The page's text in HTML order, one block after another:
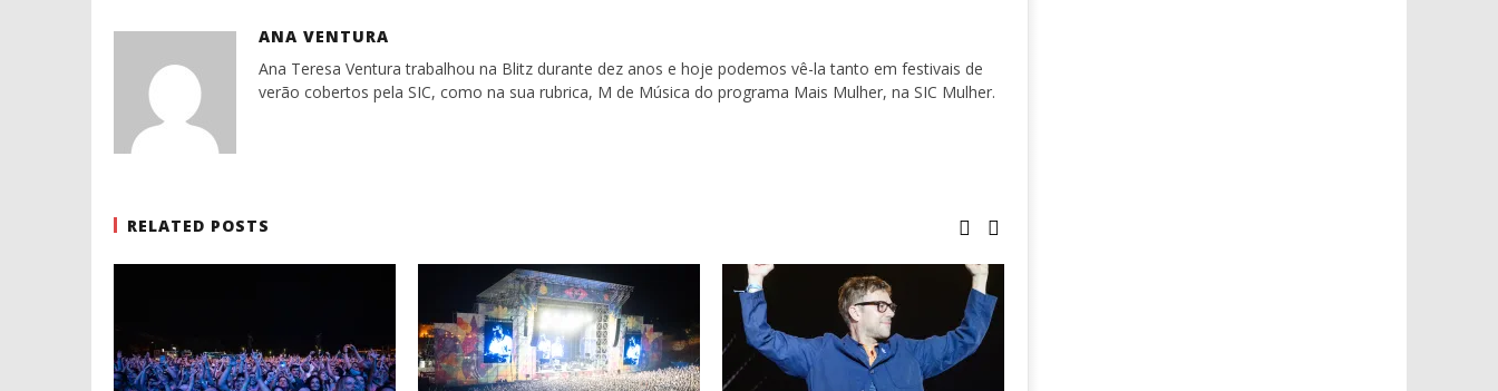
ANA VENTURA
Ana Teresa Ventura trabalhou na Blitz durante dez anos e hoje podemos vê-la tanto em festivais de
verão cobertos pela SIC, como na sua rubrica, M de Música do programa Mais Mulher, na SIC Mulher.
RELATED POSTS